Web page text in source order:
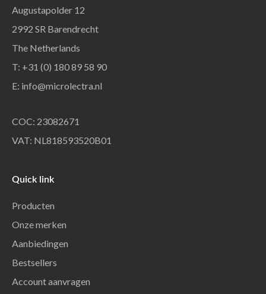
Augustapolder 12
2992 SR Barendrecht
The Netherlands
T: +31 (0) 180 89 58 90
E: info@microlectra.nl
COC: 23082671
VAT: NL818593520B01
Quick link
Producten
Onze merken
Aanbiedingen
Bestsellers
Account aanvragen